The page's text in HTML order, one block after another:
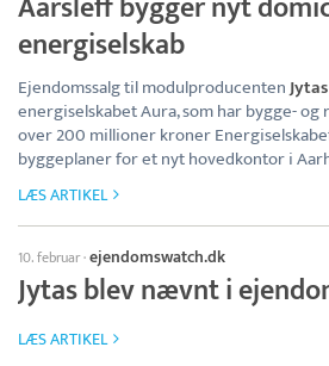
energiselskab
Ejendomssalg til modulproducentenJytas
energiselskabet Aura, som har bygge-
over 200 millioner kroner
byggeplaner for et nyt hovedkontor i
LÆS ARTIKEL
10. februar·ejendomswatch.dk
Jytas blev nævnt i
LÆS ARTIKEL